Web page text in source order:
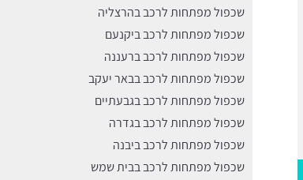
שכפול מפתחות לרכב בהרצליה
שכפול מפתחות לרכב ביקנעם
שכפול מפתחות לרכב ברעננה
שכפול מפתחות לרכב בבאר יעקב
שכפול מפתחות לרכב בגבעתיים
שכפול מפתחות לרכב בגדרה
שכפול מפתחות לרכב ביבנה
שכפול מפתחות לרכב בבית שמש